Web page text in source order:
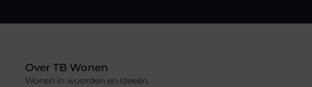
Over TB Wonen
Wonen in woorden en ideeën.